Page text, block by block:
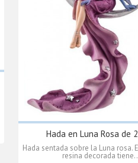
Hada en Luna Rosa de
Hada sentada sobre la Luna rosa.
resina decorada